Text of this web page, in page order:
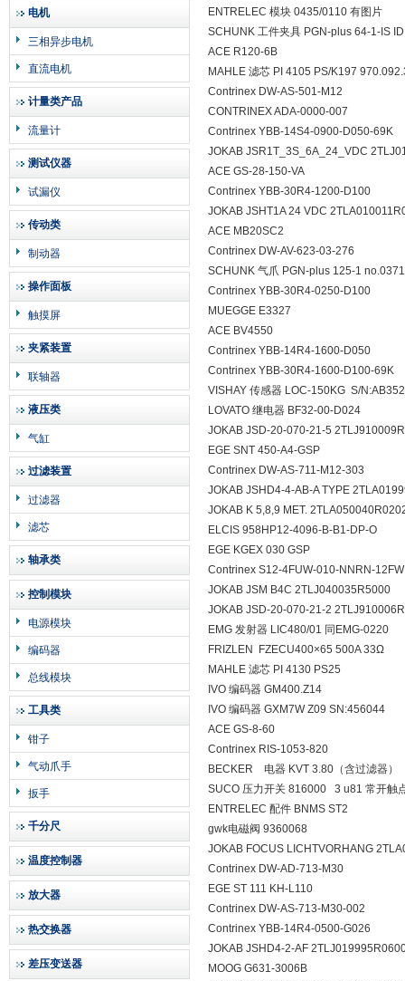
电机
三相异步电机
直流电机
计量类产品
流量计
测试仪器
试漏仪
传动类
制动器
操作面板
触摸屏
夹紧装置
联轴器
液压类
气缸
过滤装置
过滤器
滤芯
轴承类
控制模块
电源模块
编码器
总线模块
工具类
钳子
气动爪手
扳手
千分尺
温度控制器
放大器
热交换器
差压变送器
ENTRELEC 模块 0435/0110 有图片
SCHUNK 工件夹具 PGN-plus 64-1-IS
ACE R120-6B
MAHLE 滤芯 PI 4105 PS/K197
Contrinex DW-AS-501-M12
CONTRINEX ADA-0000-007
Contrinex YBB-14S4-0900-D050-69K
JOKAB JSR1T_3S_6A_24_VDC
ACE GS-28-150-VA
Contrinex YBB-30R4-1200-D100
JOKAB JSHT1A 24 VDC
ACE MB20SC2
Contrinex DW-AV-623-03-276
SCHUNK 气爪 PGN-plus 125-1
Contrinex YBB-30R4-0250-D100
MUEGGE E3327
ACE BV4550
Contrinex YBB-14R4-1600-D050
Contrinex YBB-30R4-1600-D100-69K
VISHAY 传感器 LOC-150KG S/
LOVATO 继电器 BF32-00-D024
JOKAB JSD-20-070-21-5
EGE SNT 450-A4-GSP
Contrinex DW-AS-711-M12-303
JOKAB JSHD4-4-AB-A TYPE
JOKAB K 5,8,9 MET.
ELCIS 958HP12-4096-B-B1-DP-O
EGE KGEX 030 GSP
Contrinex S12-4FUW-010-NNRN-12FW
JOKAB JSM B4C 2TLJ040035R5000
JOKAB JSD-20-070-21-2
EMG 发射器 LIC480/01 同EMG-0220
FRIZLEN FZECU400×65 500A 33Ω
MAHLE 滤芯 PI 4130 PS25
IVO 编码器 GM400.Z14
IVO 编码器 GXM7W Z09 SN:456044
ACE GS-8-60
Contrinex RIS-1053-820
BECKER 电器 KVT 3.80（含过滤器）
SUCO 压力开关 816000 3 u81 常开触
ENTRELEC 配件 BNMS ST2
gwk电磁阀 9360068
JOKAB FOCUS LICHTVORHANG
Contrinex DW-AD-713-M30
EGE ST 111 KH-L110
Contrinex DW-AS-713-M30-002
Contrinex YBB-14R4-0500-G026
JOKAB JSHD4-2-AF
MOOG G631-3006B